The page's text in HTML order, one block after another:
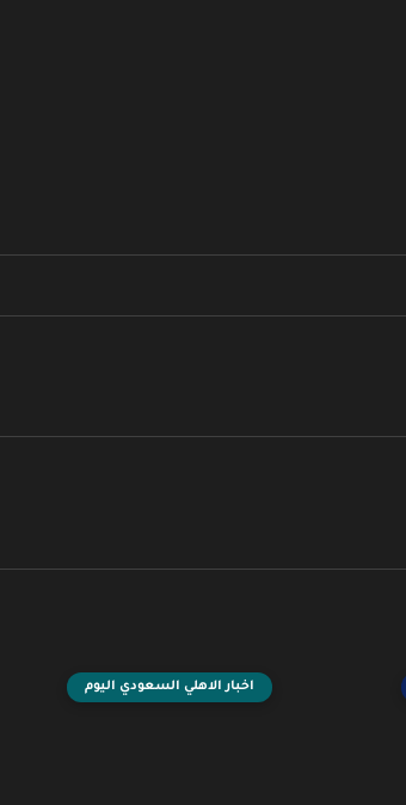
اخبار الاهلي السعودي اليوم